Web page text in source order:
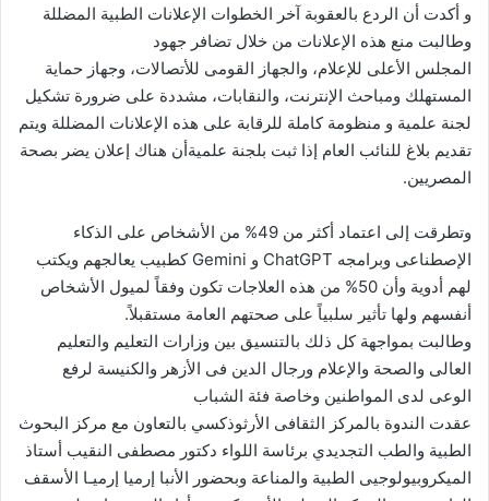
و أكدت أن الردع بالعقوبة آخر الخطوات الإعلانات الطبية المضللة
وطالبت منع هذه الإعلانات من خلال تضافر جهود
المجلس الأعلى للإعلام، والجهاز القومى للأتصالات، وجهاز حماية
المستهلك ومباحث الإنترنت، والنقابات، مشددة على ضرورة تشكيل
لجنة علمية و منظومة كاملة للرقابة على هذه الإعلانات المضللة ويتم
تقديم بلاغ للنائب العام إذا ثبت بلجنة علميةأن هناك إعلان يضر بصحة
المصريين.
وتطرقت إلى اعتماد أكثر من 49% من الأشخاص على الذكاء
الإصطناعى وبرامجه ChatGPT و Gemini كطبيب يعالجهم ويكتب
لهم أدوية وأن 50% من هذه العلاجات تكون وفقاً لميول الأشخاص
أنفسهم ولها تأثير سلبياً على صحتهم العامة مستقبلاً.
وطالبت بمواجهة كل ذلك بالتنسيق بين وزارات التعليم والتعليم
العالى والصحة والإعلام ورجال الدين فى الأزهر والكنيسة لرفع
الوعى لدى المواطنين وخاصة فئة الشباب
عقدت الندوة بالمركز الثقافى الأرثوذكسي بالتعاون مع مركز البحوث
الطبية والطب التجديدي برئاسة اللواء دكتور مصطفى النقيب أستاذ
الميكروبيولوجيى الطبية والمناعة وبحضور الأنبا إرميا إرميـا الأسقف